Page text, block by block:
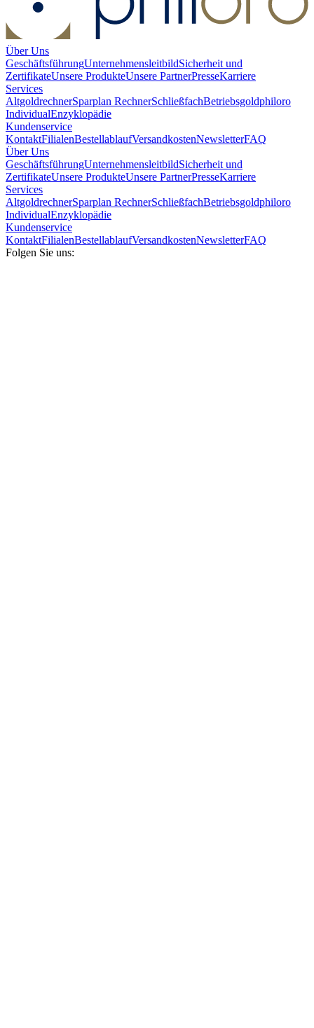
Über Uns
GeschäftsführungUnternehmensleitbildSicherheit und
ZertifikateUnsere ProdukteUnsere PartnerPresseKarriere
Services
AltgoldrechnerSparplan RechnerSchließfachBetriebsgoldphiloro
IndividualEnzyklopädie
Kundenservice
KontaktFilialenBestellablaufVersandkostenNewsletterFAQ
Über Uns
GeschäftsführungUnternehmensleitbildSicherheit und
ZertifikateUnsere ProdukteUnsere PartnerPresseKarriere
Services
AltgoldrechnerSparplan RechnerSchließfachBetriebsgoldphiloro
IndividualEnzyklopädie
Kundenservice
KontaktFilialenBestellablaufVersandkostenNewsletterFAQ
Folgen Sie uns: